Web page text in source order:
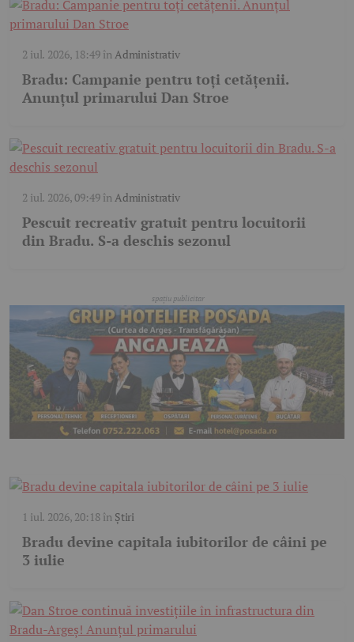
2 iul. 2026, 18:49în Administrativ
Bradu: Campanie pentru toți cetățenii.
Anunțul primarului Dan Stroe
2 iul. 2026, 09:49în Administrativ
Pescuit recreativ gratuit pentru locuitorii
din Bradu. S-a deschis sezonul
1 iul. 2026, 20:18în Știri
Bradu devine capitala iubitorilor de câini pe
3 iulie